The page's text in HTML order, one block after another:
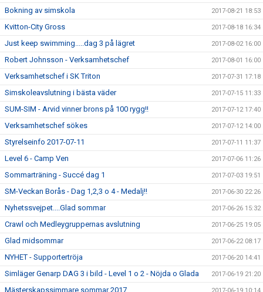
Bokning av simskola 2017-08-21 18:53
Kvitton-City Gross 2017-08-18 16:34
Just keep swimming.....dag 3 på lägret 2017-08-02 16:00
Robert Johnsson - Verksamhetschef 2017-08-01 16:00
Verksamhetschef i SK Triton 2017-07-31 17:18
Simskoleavslutning i bästa väder 2017-07-15 11:33
SUM-SIM - Arvid vinner brons på 100 rygg!! 2017-07-12 17:40
Verksamhetschef sökes 2017-07-12 14:00
Styrelseinfo 2017-07-11 2017-07-11 11:37
Level 6 - Camp Ven 2017-07-06 11:26
Sommarträning - Succé dag 1 2017-07-03 19:51
SM-Veckan Borås - Dag 1,2,3 o 4 - Medalj!! 2017-06-30 22:26
Nyhetssvejpet....Glad sommar 2017-06-26 15:32
Crawl och Medleygruppernas avslutning 2017-06-25 19:05
Glad midsommar 2017-06-22 08:17
NYHET - Supportertröja 2017-06-20 14:41
Simläger Genarp DAG 3 i bild - Level 1 o 2 - Nöjda o Glada 2017-06-19 21:20
Mästerskapssimmare sommar 2017